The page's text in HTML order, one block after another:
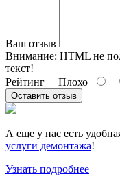
Ваш отзыв
Внимание: HTML не
текст!
Рейтинг Плохо
Оставить отзыв
А еще у нас есть
услуги демонтажа!
Узнать подробнее